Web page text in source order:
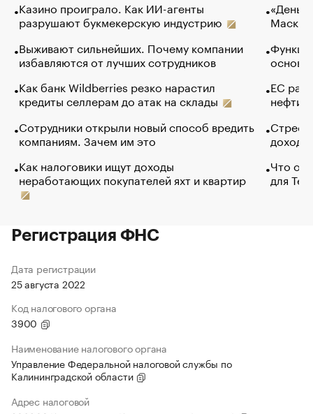
Казино проиграло. Как ИИ-агенты
разрушают букмекерскую индустрию
Выживают сильнейших. Почему компании
избавляются от лучших сотрудников
Как банк Wildberries резко нарастил
кредиты селлерам до атак на склады
Сотрудники открыли новый способ вредить
компаниям. Зачем им это
Как налоговики ищут доходы
неработающих покупателей яхт и квартир
Маск в
основ
ЕС
нефти
Что
для
Регистрация ФНС
Дата регистрации
25 августа 2022
Код налогового органа
3900
Наименование налогового органа
Управление Федеральной налоговой службы по
Калининградской области
Адрес налоговой